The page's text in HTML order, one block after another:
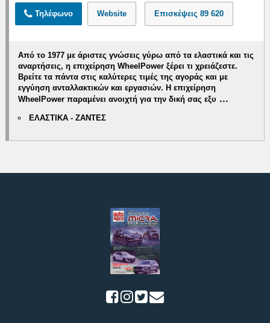
Τηλέφωνο Website Επισκέψεις89 620
Από το 1977 με άριστες γνώσεις γύρω από τα ελαστικά και τις
αναρτήσεις, η επιχείρηση WheelPower ξέρει τι χρειάζεστε.
Βρείτε τα πάντα στις καλύτερες τιμές της αγοράς και με
εγγύηση ανταλλακτικών και εργασιών. Η επιχείρηση
WheelPower παραμένει ανοιχτή για την δική σας εξυ ...
ΕΛΑΣΤΙΚΑ - ΖΑΝΤΕΣ